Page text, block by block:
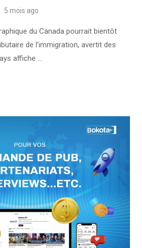
5 mois ago
du Canada pourrait bientôt
de l’immigration, avertit des
affiche …